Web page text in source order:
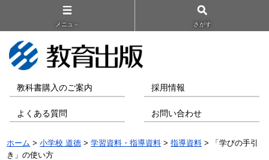
メニュ－ さがす
教科書購入のご案内 採用情報
よくある質問 お問い合わせ
ホーム >小学校 道徳 >学習資料・指導資料 >指導資料 > 「学びの手引
き」の使い方